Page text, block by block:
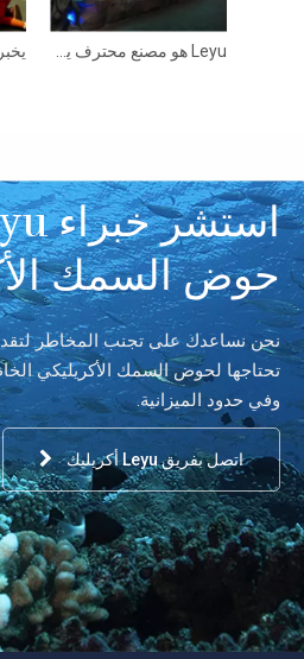
ما هي تكلفة امتلاك حوض السمك الأكريليكي عادةً؟
حوض السمك
نحن نساعدك على تجنب المخاطر
تحتاجها لحوض السمك الأكريليكي
وفي حدود الميزانية.
اتصل بفريق Leyu أكريليك